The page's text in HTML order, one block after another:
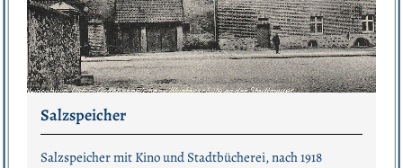
Salzspeicher
Salzspeicher mit Kino und Stadtbücherei, nach 1918